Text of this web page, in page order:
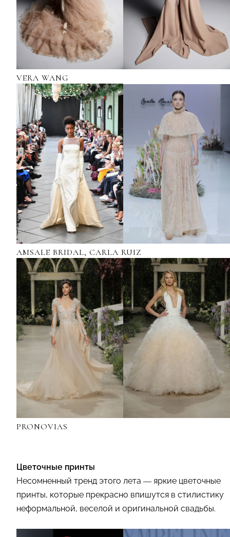
VERA WANG
AMSALE BRIDAL, CARLA RUIZ
PRONOVIAS
Цветочные принты
Несомненный тренд этого лета — яркие цветочные
принты, которые прекрасно впишутся в стилистику
неформальной, веселой и оригинальной свадьбы.